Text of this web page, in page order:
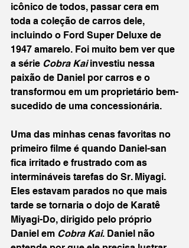
icônico de todos, passar cera em
toda a coleção de carros dele,
incluindo o Ford Super Deluxe de
1947 amarelo. Foi muito bem ver que
a série Cobra Kai investiu nessa
paixão de Daniel por carros e o
transformou em um proprietário bem-
sucedido de uma concessionária.
Uma das minhas cenas favoritas no
primeiro filme é quando Daniel-san
fica irritado e frustrado com as
intermináveis tarefas do Sr. Miyagi.
Eles estavam parados no que mais
tarde se tornaria o dojo de Karatê
Miyagi-Do, dirigido pelo próprio
Daniel em Cobra Kai. Daniel não